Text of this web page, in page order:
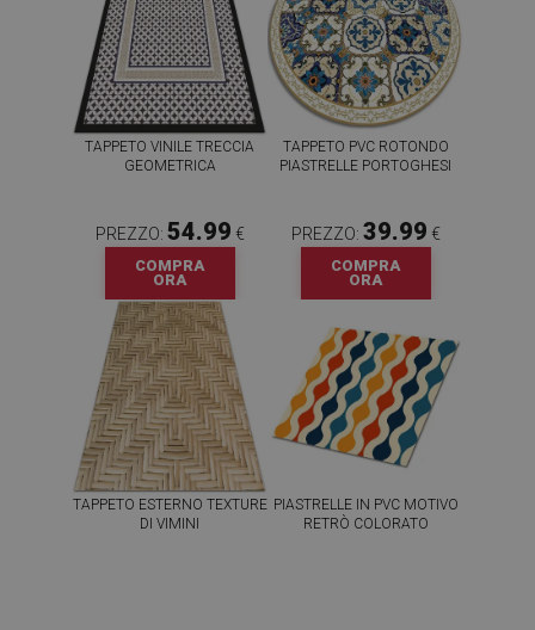
TAPPETO VINILE TRECCIA
GEOMETRICA
PREZZO: 54.99 €
COMPRA
ORA
TAPPETO PVC ROTONDO
PIASTRELLE PORTOGHESI
PREZZO: 39.99 €
COMPRA
ORA
TAPPETO ESTERNO TEXTURE
DI VIMINI
PIASTRELLE IN PVC MOTIVO
RETRÒ COLORATO